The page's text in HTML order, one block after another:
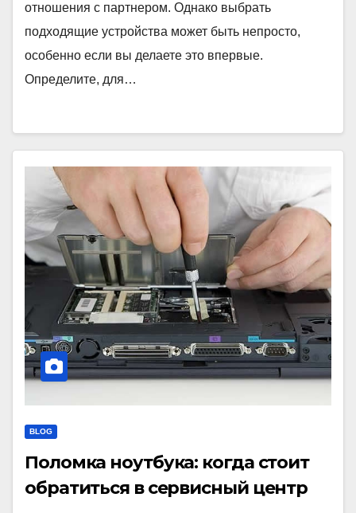
отношения с партнером. Однако выбрать
подходящие устройства может быть непросто,
особенно если вы делаете это впервые.
Определите, для…
BLOG
Поломка ноутбука: когда стоит
обратиться в сервисный центр